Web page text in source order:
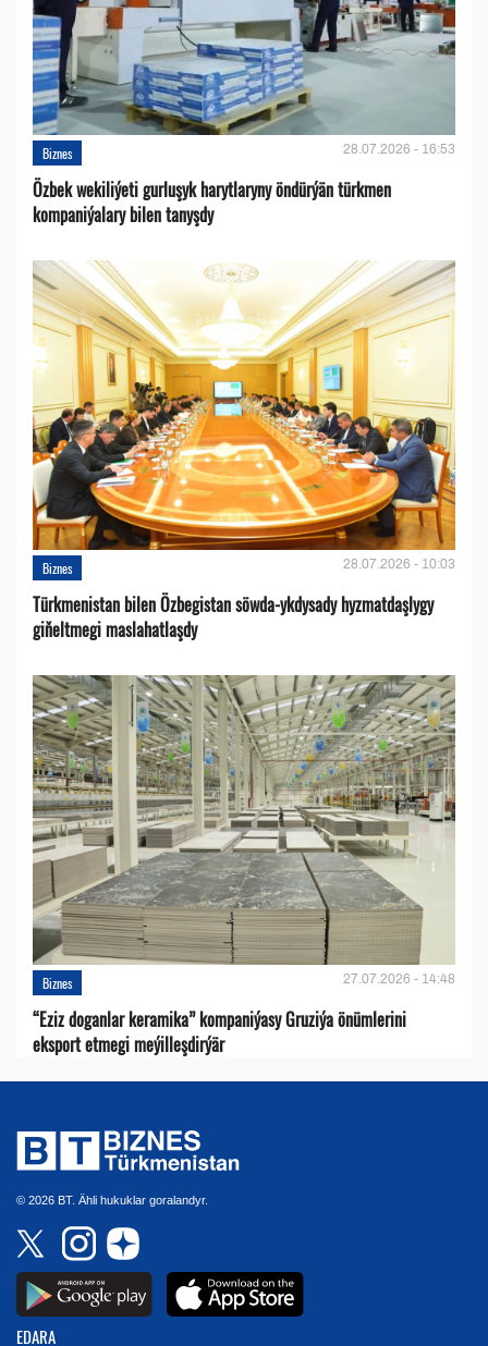
Biznes 28.07.2026 - 16:53
Özbek wekiliýeti gurluşyk harytlaryny öndürýän türkmen
kompaniýalary bilen tanyşdy
Biznes 28.07.2026 - 10:03
Türkmenistan bilen Özbegistan söwda-ykdysady hyzmatdaşlygy
giňeltmegi maslahatlaşdy
Biznes 27.07.2026 - 14:48
“Eziz doganlar keramika” kompaniýasy Gruziýa önümlerini
eksport etmegi meýilleşdirýär
© 2026 BT. Ähli hukuklar goralandyr.
EDARA